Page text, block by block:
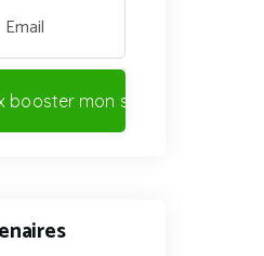
booster mon site !